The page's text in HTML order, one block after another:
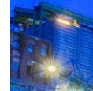
Zuhause
unabhängiger
macht